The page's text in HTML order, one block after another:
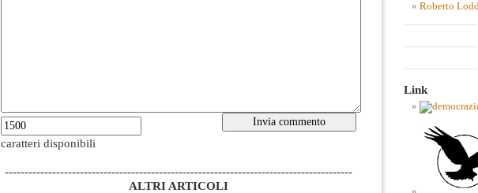
caratteri disponibili
----------------------------------------------------------------------------------------
ALTRI ARTICOLI
Roberto
Link